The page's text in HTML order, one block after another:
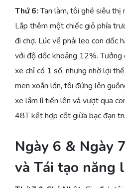
Thứ 6:Tan làm, tôi ghé siêu thị
Lắp thêm một chiếc giỏ phía
đi chợ. Lúc về phải leo con dốc
với độ dốc khoảng 12%. Tưởng
xe chỉ có 1 số, nhưng nhờ lợi
men xoắn lớn, tôi đứng lên
xe lầm lì tiến lên và vượt qua
48T kết hợp cốt giữa bạc đạn
Ngày 6 & Ngày
và Tái tạo năng